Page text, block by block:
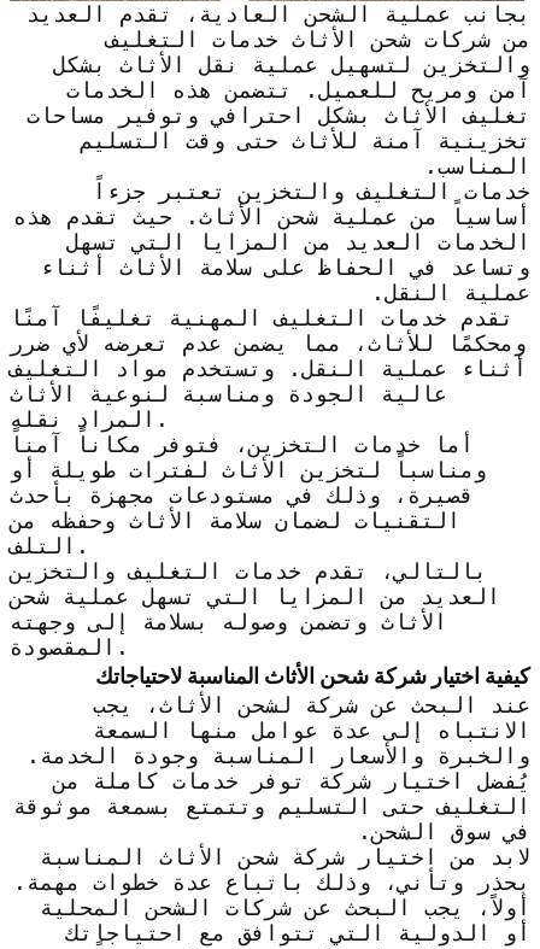
بجانب عملية الشحن العادية، تقدم العديد
من شركات شحن الأثاث خدمات التغليف
والتخزين لتسهيل عملية نقل الأثاث بشكل
آمن ومريح للعميل. تتضمن هذه الخدمات
تغليف الأثاث بشكل احترافي وتوفير مساحات
تخزينية آمنة للأثاث حتى وقت التسليم
المناسب.
خدمات التغليف والتخزين تعتبر جزءاً
أساسياً من عملية شحن الأثاث. حيث تقدم هذه
الخدمات العديد من المزايا التي تسهل
وتساعد في الحفاظ على سلامة الأثاث أثناء
عملية النقل.
تقدم خدمات التغليف المهنية تغليفًا آمنًا
ومحكمًا للأثاث، مما يضمن عدم تعرضه لأي ضرر
أثناء عملية النقل. وتستخدم مواد التغليف
عالية الجودة ومناسبة لنوعية الأثاث
المراد نقله.
أما خدمات التخزين، فتوفر مكاناً آمناً
ومناسباً لتخزين الأثاث لفترات طويلة أو
قصيرة، وذلك في مستودعات مجهزة بأحدث
التقنيات لضمان سلامة الأثاث وحفظه من
التلف.
بالتالي، تقدم خدمات التغليف والتخزين
العديد من المزايا التي تسهل عملية شحن
الأثاث وتضمن وصوله بسلامة إلى وجهته
المقصودة.
كيفية اختيار شركة شحن الأثاث المناسبة لاحتياجاتك
عند البحث عن شركة لشحن الأثاث، يجب
الانتباه إلى عدة عوامل منها السمعة
والخبرة والأسعار المناسبة وجودة الخدمة.
يُفضل اختيار شركة توفر خدمات كاملة من
التغليف حتى التسليم وتتمتع بسمعة موثوقة
في سوق الشحن.
لابد من اختيار شركة شحن الأثاث المناسبة
بحذر وتأني، وذلك باتباع عدة خطوات مهمة.
أولاً، يجب البحث عن شركات الشحن المحلية
أو الدولية التي تتوافق مع احتياجاتك